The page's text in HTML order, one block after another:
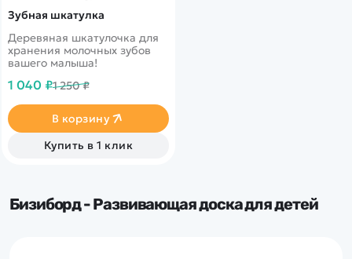
Зубная шкатулка
Деревяная шкатулочка для
хранения молочных зубов
вашего малыша!
1 040 ₽1 250 ₽
В корзину
Купить в 1 клик
Бизиборд - Развивающая доска для детей